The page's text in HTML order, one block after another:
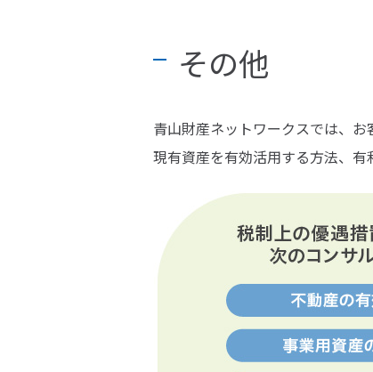
その他
青山財産ネットワークスでは、お
現有資産を有効活用する方法、有